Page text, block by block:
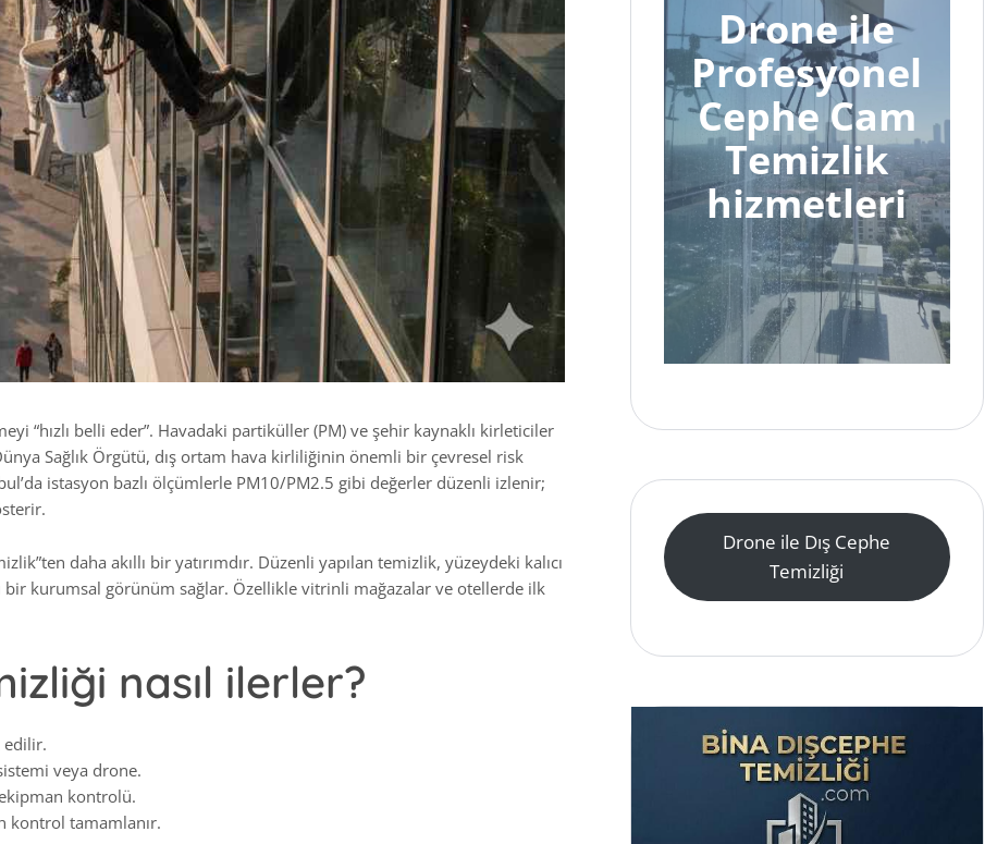
“hızlı belli eder”. Havadaki partiküller (PM) ve şehir kaynaklı kirleticiler
Sağlık Örgütü, dış ortam hava kirliliğinin önemli bir çevresel risk
istasyon bazlı ölçümlerle PM10/PM2.5 gibi değerler düzenli izlenir;
daha akıllı bir yatırımdır. Düzenli yapılan temizlik, yüzeydeki kalıcı
kurumsal görünüm sağlar. Özellikle vitrinli mağazalar ve otellerde ilk
nasıl ilerler?
edilir.
veya drone.
kontrolü.
kontrol tamamlanır.
Drone ile
Profesyonel
Cephe Cam
Temizlik
hizmetleri
Drone ile Dış Cephe
Temizliği